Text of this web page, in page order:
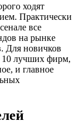
ходят
Практически
все
на рынке
Для новичков
10 лучших фирм,
и главное